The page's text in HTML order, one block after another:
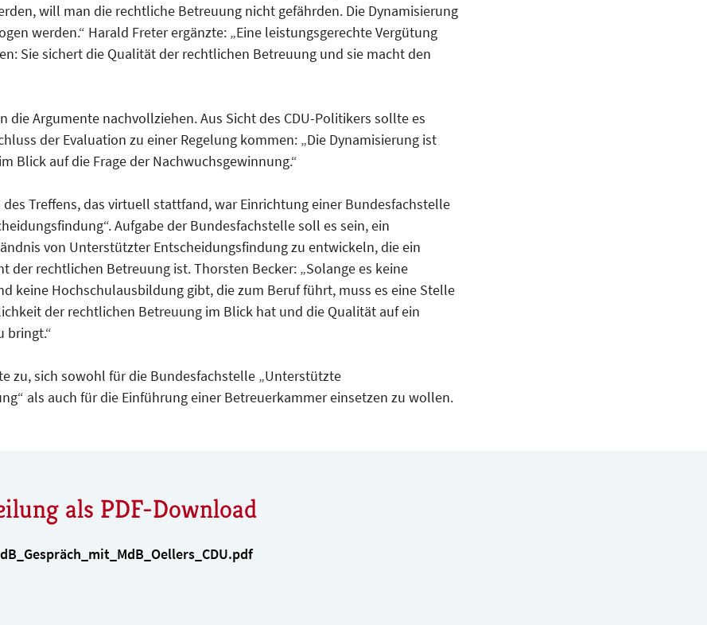
will man die rechtliche Betreuung nicht gefährden. Die Dynamisierung
werden.“ Harald Freter ergänzte: „Eine leistungsgerechte Vergütung
Sie sichert die Qualität der rechtlichen Betreuung und sie macht den
die Argumente nachvollziehen. Aus Sicht des CDU-Politikers sollte es
der Evaluation zu einer Regelung kommen: „Die Dynamisierung ist
Blick auf die Frage der Nachwuchsgewinnung.“
des Treffens, das virtuell stattfand, war Einrichtung einer Bundesfachstelle
Aufgabe der Bundesfachstelle soll es sein, ein
von Unterstützter Entscheidungsfindung zu entwickeln, die ein
der rechtlichen Betreuung ist. Thorsten Becker: „Solange es keine
keine Hochschulausbildung gibt, die zum Beruf führt, muss es eine Stelle
der rechtlichen Betreuung im Blick hat und die Qualität auf ein
bringt.“
zu, sich sowohl für die Bundesfachstelle „Unterstützte
als auch für die Einführung einer Betreuerkammer einsetzen zu wollen.
als PDF-Download